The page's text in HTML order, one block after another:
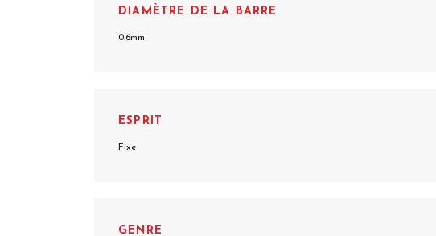
DIAMÈTRE DE LA BARRE
0.6mm
ESPRIT
Fixe
GENRE